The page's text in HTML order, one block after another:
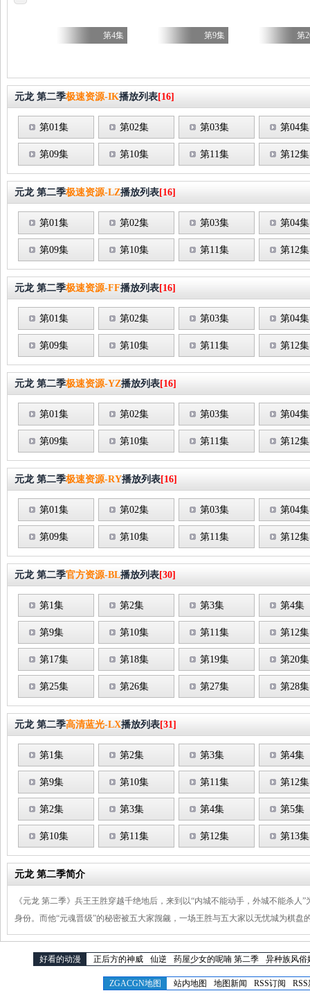
第4集 第9集 第
元龙 第二季极速资源-IK播放列表[16]
第01集 第02集 第03集 第04集
第09集 第10集 第11集 第12集
元龙 第二季极速资源-LZ播放列表[16]
第01集 第02集 第03集 第04集
第09集 第10集 第11集 第12集
元龙 第二季极速资源-FF播放列表[16]
第01集 第02集 第03集 第04集
第09集 第10集 第11集 第12集
元龙 第二季极速资源-YZ播放列表[16]
第01集 第02集 第03集 第04集
第09集 第10集 第11集 第12集
元龙 第二季极速资源-RY播放列表[16]
第01集 第02集 第03集 第04集
第09集 第10集 第11集 第12集
元龙 第二季官方资源-BL播放列表[30]
第1集 第2集 第3集 第4集
第9集 第10集 第11集 第12集
第17集 第18集 第19集 第20集
第25集 第26集 第27集 第28集
元龙 第二季高清蓝光-LX播放列表[31]
第1集 第2集 第3集 第4集
第9集 第10集 第11集 第12集
第2集 第3集 第4集 第5集
第10集 第11集 第12集 第13集
元龙 第二季简介
《元龙 第二季》兵王王胜穿越千绝地后，来到以“内城不能动手，外城不能杀
身份。而他“元魂晋级”的秘密被五大家觊觎，一场王胜与五大家以无忧城为棋
好看的动漫 正后方的神威 仙逆 药屋少女的呢喃 第二季 异种族风俗
ZGACGN地图 站内地图 地图新闻 RSS订阅